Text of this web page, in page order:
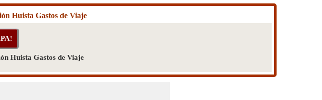
Huista Gastos de Viaje
Huista Gastos de Viaje